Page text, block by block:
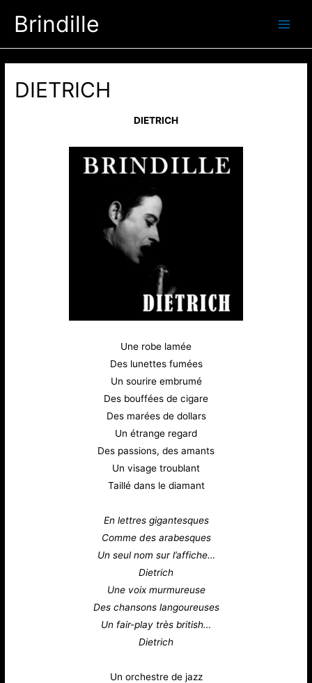
Brindille
DIETRICH
DIETRICH
Une robe lamée
Des lunettes fumées
Un sourire embrumé
Des bouffées de cigare
Des marées de dollars
Un étrange regard
Des passions, des amants
Un visage troublant
Taillé dans le diamant
En lettres gigantesques
Comme des arabesques
Un seul nom sur l’affiche…
Dietrich
Une voix murmureuse
Des chansons langoureuses
Un fair-play très british…
Dietrich
Un orchestre de jazz